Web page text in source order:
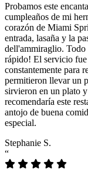
Probamos este
cumpleaños de mi
corazón de Miami
entrada, lasaña y la
dell'ammiraglio. Todo
rápido! El servicio
constantemente para
permitieron llevar un
sirvieron en un plato
recomendaría este
antojo de buena
especial.
Stephanie S.
“